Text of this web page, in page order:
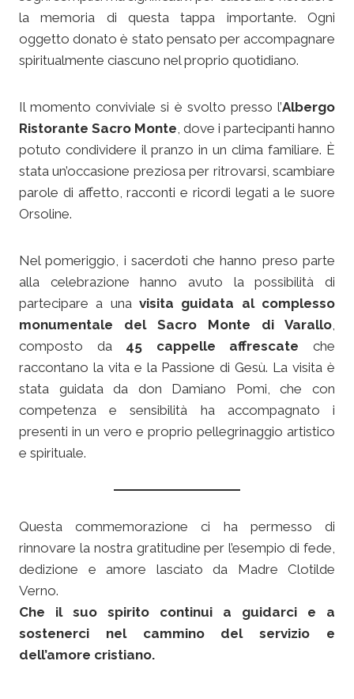
la memoria di questa tappa importante. Ogni
oggetto donato è stato pensato per accompagnare
spiritualmente ciascuno nel proprio quotidiano.
Il momento conviviale si è svolto presso l’Albergo
Ristorante Sacro Monte, dove i partecipanti hanno
potuto condividere il pranzo in un clima familiare. È
stata un’occasione preziosa per ritrovarsi, scambiare
parole di affetto, racconti e ricordi legati a le suore
Orsoline.
Nel pomeriggio, i sacerdoti che hanno preso parte
alla celebrazione hanno avuto la possibilità di
partecipare a una visita guidata al complesso
monumentale del Sacro Monte di Varallo,
composto da 45 cappelle affrescate che
raccontano la vita e la Passione di Gesù. La visita è
stata guidata da don Damiano Pomi, che con
competenza e sensibilità ha accompagnato i
presenti in un vero e proprio pellegrinaggio artistico
e spirituale.
Questa commemorazione ci ha permesso di
rinnovare la nostra gratitudine per l’esempio di fede,
dedizione e amore lasciato da Madre Clotilde
Verno.
Che il suo spirito continui a guidarci e a
sostenerci nel cammino del servizio e
dell’amore cristiano.